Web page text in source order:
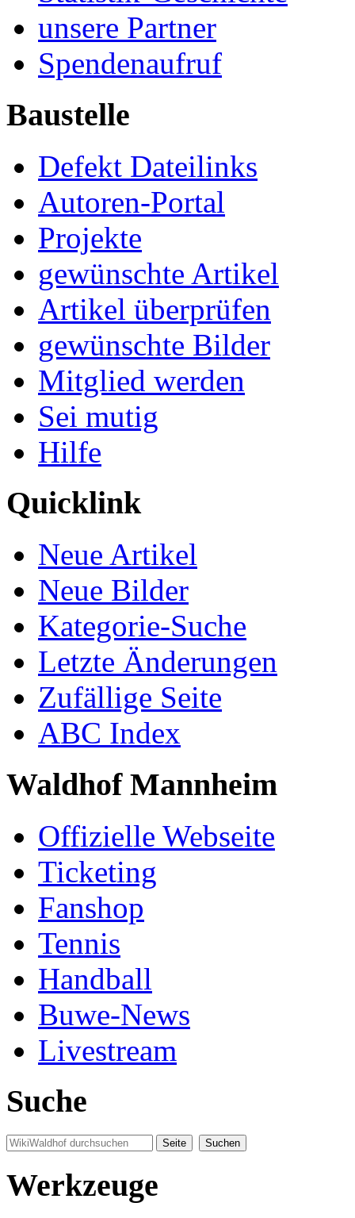
unsere Partner
Spendenaufruf
Baustelle
Defekt Dateilinks
Autoren-Portal
Projekte
gewünschte Artikel
Artikel überprüfen
gewünschte Bilder
Mitglied werden
Sei mutig
Hilfe
Quicklink
Neue Artikel
Neue Bilder
Kategorie-Suche
Letzte Änderungen
Zufällige Seite
ABC Index
Waldhof Mannheim
Offizielle Webseite
Ticketing
Fanshop
Tennis
Handball
Buwe-News
Livestream
Suche
Werkzeuge